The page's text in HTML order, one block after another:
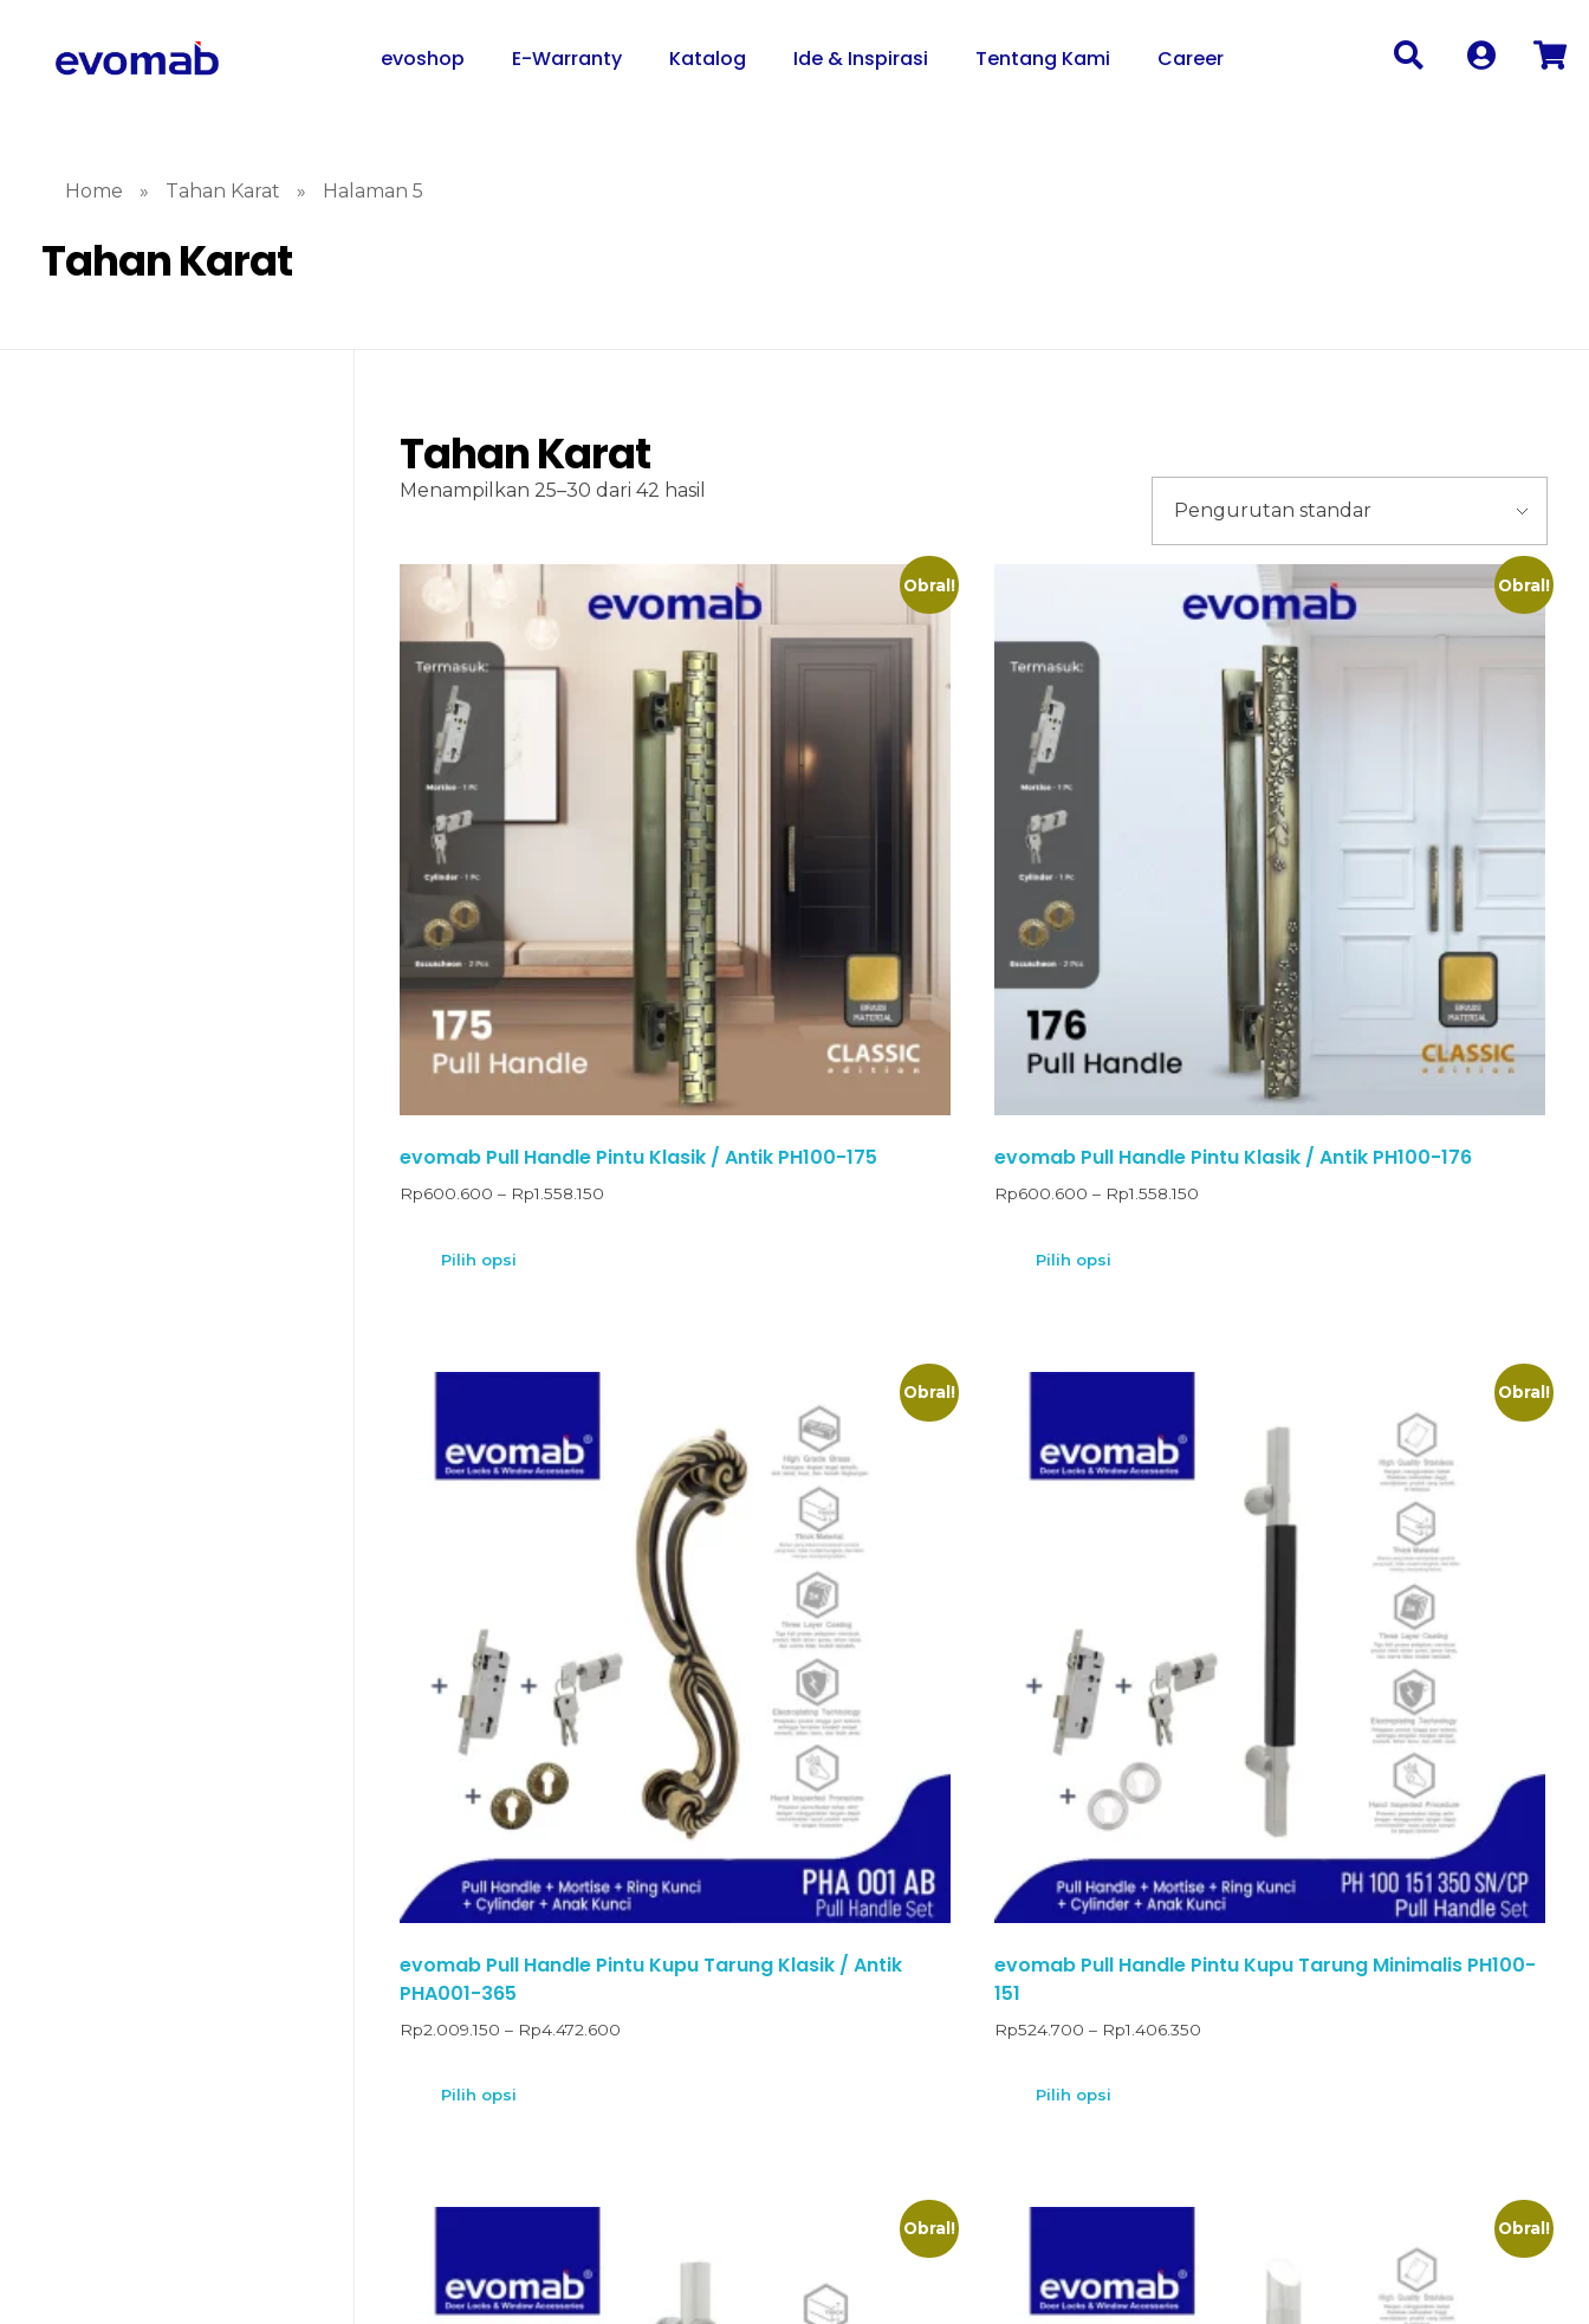
evoshop E-Warranty Katalog Ide & Inspirasi Tentang Kami Career
Home » Tahan Karat » Halaman 5
Tahan Karat
Tahan Karat
Menampilkan 25–30 dari 42 hasil
Obral!
evomab Pull Handle Pintu Klasik / Antik PH100-175
Rp600.600 – Rp1.558.150
Pilih opsi
Obral!
evomab Pull Handle Pintu Klasik / Antik PH100-176
Rp600.600 – Rp1.558.150
Pilih opsi
Obral!
evomab Pull Handle Pintu Kupu Tarung Klasik / Antik
PHA001-365
Rp2.009.150 – Rp4.472.600
Pilih opsi
Obral!
evomab Pull Handle Pintu Kupu Tarung Minimalis PH100-
151
Rp524.700 – Rp1.406.350
Pilih opsi
Obral! Obral!